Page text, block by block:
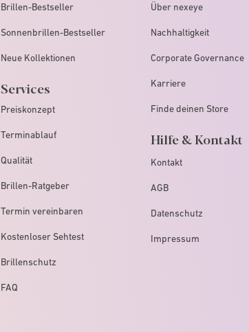
Brillen-Bestseller
Sonnenbrillen-Bestseller
Neue Kollektionen
Services
Preiskonzept
Terminablauf
Qualität
Brillen-Ratgeber
Termin vereinbaren
Kostenloser Sehtest
Brillenschutz
FAQ
Über nexeye
Nachhaltigkeit
Corporate Governance
Karriere
Finde deinen Store
Hilfe & Kontakt
Kontakt
AGB
Datenschutz
Impressum